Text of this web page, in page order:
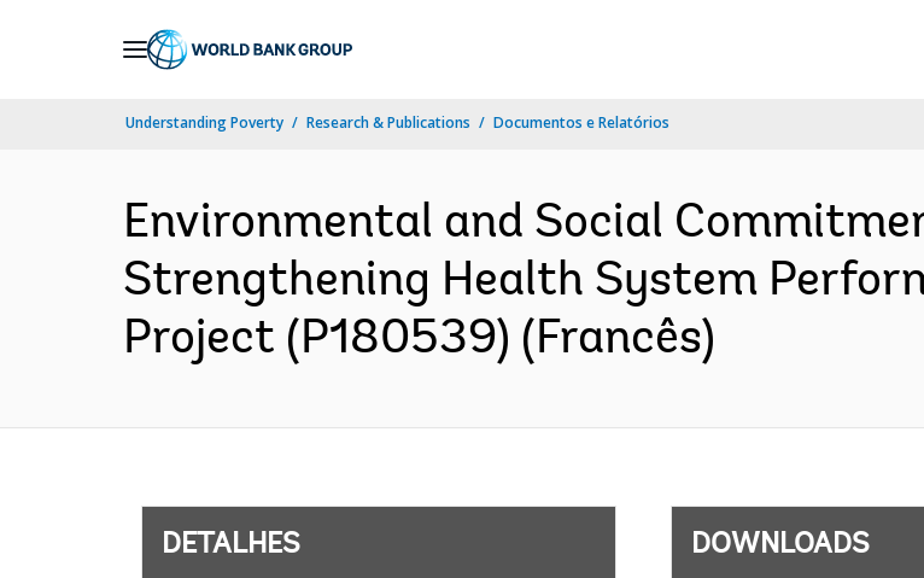
Understanding Poverty Research & Publications Documentos e Relatórios
Environmental and Social
Strengthening Health System
Project (P180539) (Francês)
DETALHES DOWNLOADS